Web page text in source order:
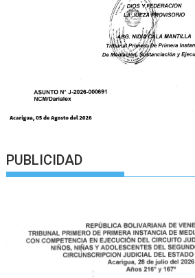
PUBLICIDAD